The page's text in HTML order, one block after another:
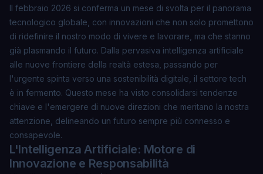
Il febbraio 2026 si conferma un mese di svolta per il panorama
tecnologico globale, con innovazioni che non solo promettono
di ridefinire il nostro modo di vivere e lavorare, ma che stanno
già plasmando il futuro. Dalla pervasiva intelligenza artificiale
alle nuove frontiere della realtà estesa, passando per
l'urgente spinta verso una sostenibilità digitale, il settore tech
è in fermento. Questo mese ha visto consolidarsi tendenze
chiave e l'emergere di nuove direzioni che meritano la nostra
attenzione, delineando un futuro sempre più connesso e
consapevole.
L'Intelligenza Artificiale: Motore di
Innovazione e Responsabilità